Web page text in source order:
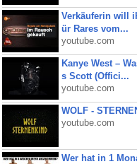
Verkäuferin will
ür Rares vom...
youtube.com
Kanye West –
s Scott (Offici...
youtube.com
WOLF -
youtube.com
Wer hat in 1